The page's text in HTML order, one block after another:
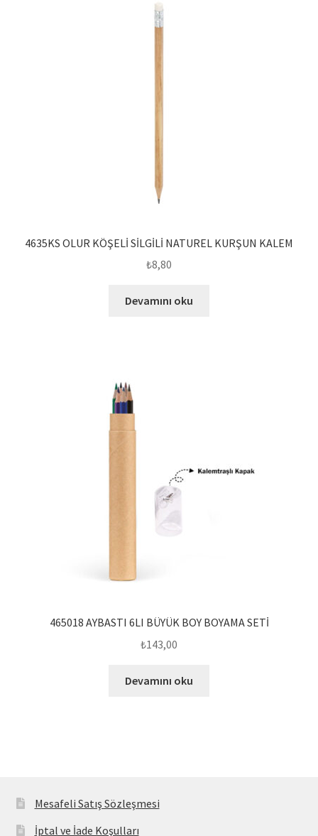
4635KS OLUR KÖŞELİ SİLGİLİ NATUREL KURŞUN KALEM
₺8,80
Devamını oku
465018 AYBASTI 6LI BÜYÜK BOY BOYAMA SETİ
₺143,00
Devamını oku
Mesafeli Satış Sözleşmesi
İptal ve İade Koşulları